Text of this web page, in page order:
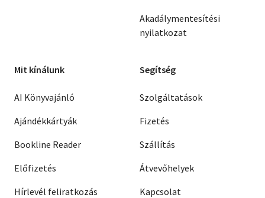
Akadálymentesítési
nyilatkozat
Mit kínálunk
AI Könyvajánló
Ajándékkártyák
Bookline Reader
Előfizetés
Hírlevél feliratkozás
Segítség
Szolgáltatások
Fizetés
Szállítás
Átvevőhelyek
Kapcsolat